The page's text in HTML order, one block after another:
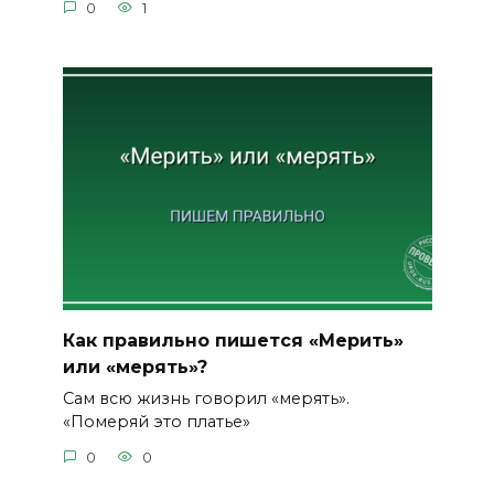
0 1
Как правильно пишется «Мерить»
или «мерять»?
Сам всю жизнь говорил «мерять».
«Померяй это платье»
0 0